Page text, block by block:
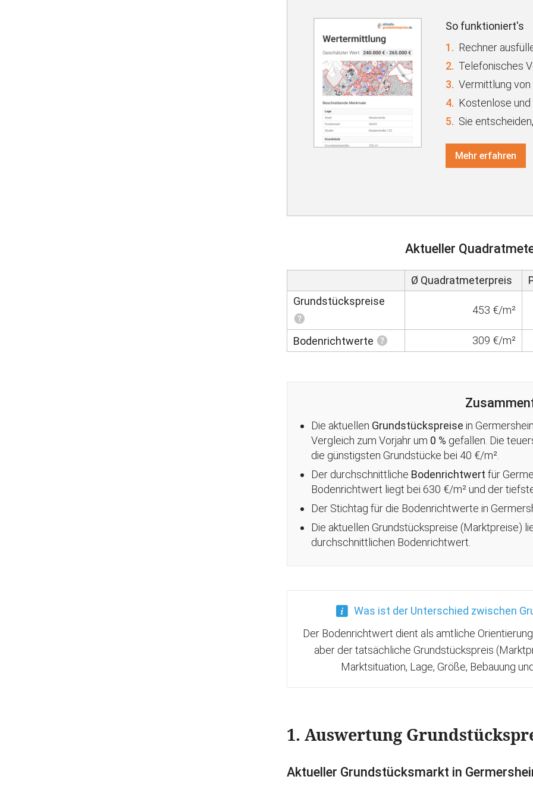
So funktioniert's
1. Rechner
2. Telefonisches
3. Vermittlung
4. Kostenlose
5. Sie
Mehr erfahren
Aktueller
Ø Quadratmeterpreis
Grundstückspreise
453 €/m²
Bodenrichtwerte 309 €/m²
Die aktuellen Grundstückspreise in
Vergleich zum Vorjahr um 0 % gefallen . Die
die günstigsten Grundstücke bei 40 €/m².
Der durchschnittliche Bodenrichtwert für
Bodenrichtwert liegt bei 630 €/m² und der
Der Stichtag für die Bodenrichtwerte in
Die aktuellen Grundstückspreise (Marktpreise)
durchschnittlichen Bodenrichtwert.
Was ist der Unterschied zwischen
Der Bodenrichtwert dient als amtliche
aber der tatsächliche Grundstückspreis
Marktsituation, Lage, Größe, Bebauung
1. Auswertung
Aktueller Grundstücksmarkt in